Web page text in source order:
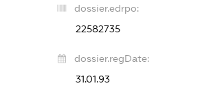
dossier.edrpo:
22582735
dossier.regDate:
31.01.93